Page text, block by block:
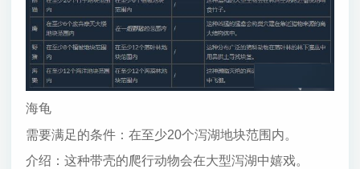
海龟
需要满足的条件：在至少20个泻湖地块范围内。
介绍：这种带壳的爬行动物会在大型泻湖中嬉戏。